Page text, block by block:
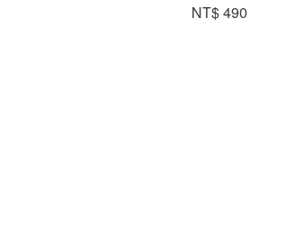
NT$ 490